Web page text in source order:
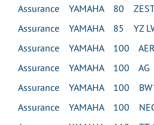
Assurance YAMAHA 80
Assurance YAMAHA 85 YZ
Assurance YAMAHA 100
Assurance YAMAHA 100 AG
Assurance YAMAHA 100
Assurance YAMAHA 100